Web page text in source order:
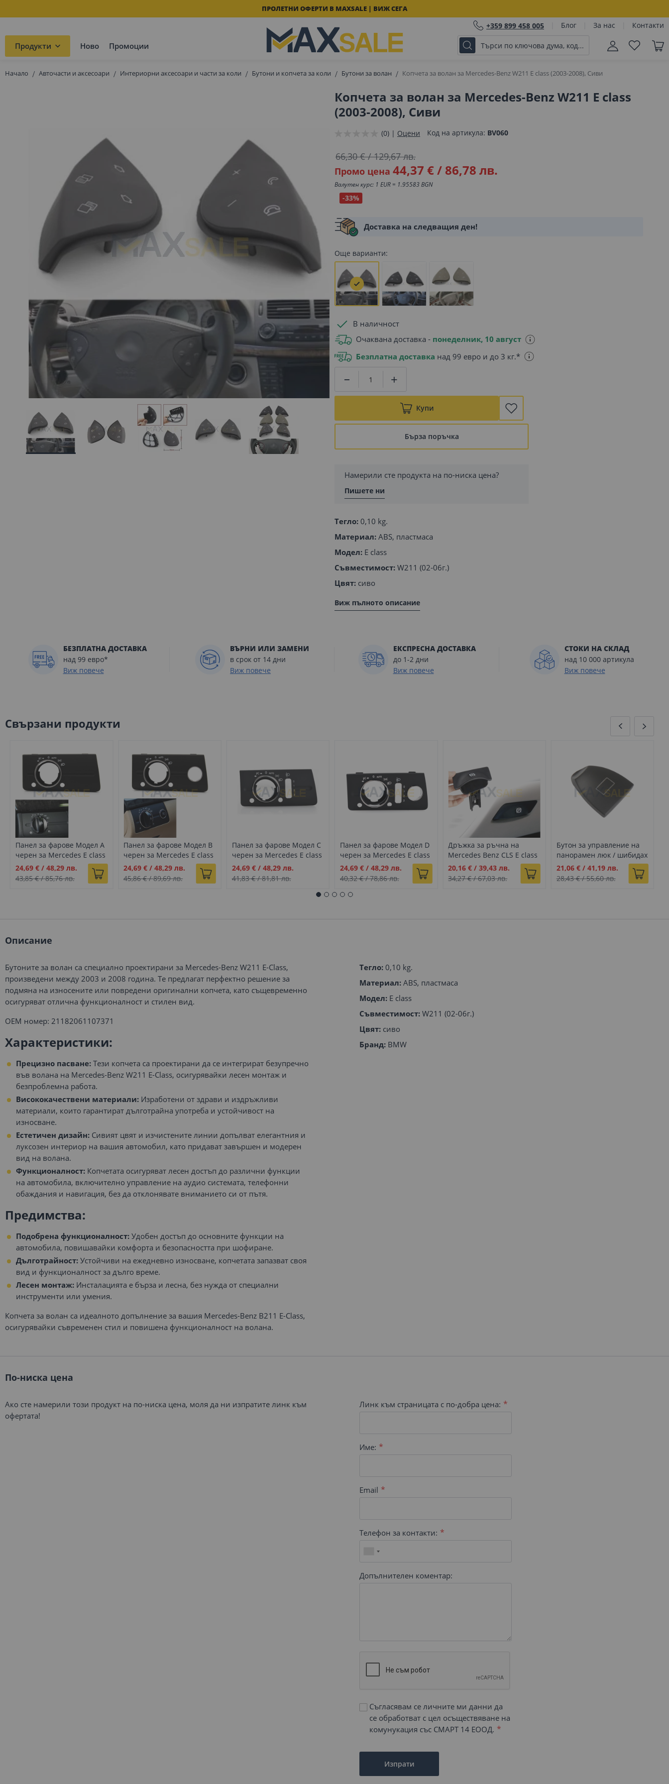
ПРОЛЕТНИ ОФЕРТИ В MAXSALE | ВИЖ СЕГА
+359 899 458 005 Блог За нас Контакти
Продукти Ново Промоции
Начало Авточасти и аксесоари Интериорни аксесоари и части за коли Бутони и копчета за коли Бутони за волан Копчета за волан за Mercedes-Benz W211 E class (2003-2008), Сиви
изображенията
Копчета за волан за Mercedes-Benz W211 E class
(2003-2008), Сиви
(0) | Оцени Код на артикула BV060
Промо цена 44,37 €/ 86,78 лв.
66,30 €/129,67 лв.
Валутен курс: 1 EUR = 1.95583 BGN
-33%
Доставка на следващия ден!
Още варианти:
В наличност
Очаквана доставка - понеделник, 10 август
Безплатна доставка над 99 евро и до 3 кг.*
Купи
Бърза поръчка
Намерили сте продукта на по-ниска цена?
Пишете ни
Тегло: 0,10 kg.
Материал: ABS, пластмаса
Модел: E class
Съвместимост: W211 (02-06г.)
Цвят: сиво
Виж пълното описание
БЕЗПЛАТНА ДОСТАВКА
над 99 евро*
Виж повече
ВЪРНИ ИЛИ ЗАМЕНИ
в срок от 14 дни
Виж повече
ЕКСПРЕСНА ДОСТАВКА
до 1-2 дни
Виж повече
СТОКИ НА СКЛАД
над 10 000 артикула
Виж повече
Свързани продукти
Панел за фарове Модел А
черен за Mercedes E class
W211 (2003-2009)
Промо
цена
24,69 €/ 48,29 лв.
43,85 €/85,76 лв.
Панел за фарове Модел B
черен за Mercedes E class
W211 (2003-2009)
Промо
цена
24,69 € /48,29 лв.
45,86 €/89,69 лв.
Панел за фарове Модел C
черен за Mercedes E class
W211 (2003-2009)
Промо
цена
24,69 €/ 48,29 лв.
41,83 €/81,81 лв.
Панел за фарове Модел D
черен за Mercedes E class
W211 (2003-2009)
Промо
цена
24,69 €/ 48,29 лв.
40,32 €/78,86 лв.
Дръжка за ръчна на
Mercedes Benz CLS E class
W211 W219 (2003-2010)
Промо
цена
20,16 € /39,43 лв.
34,27 €/67,03 лв.
Бутон за управление на
панорамен люк / шибидах
за Mercedes E CLS W211
W219, Черно
Промо
цена
21,06 €/ 41,19 лв.
28,43 €/55,60 лв.
Описание
Бутоните за волан са специално проектирани за Mercedes-Benz W211 E-Class,
произведени между 2003 и 2008 година. Те предлагат перфектно решение за
подмяна на износените или повредени оригинални копчета, като същевременно
осигуряват отлична функционалност и стилен вид.
ОЕМ номер: 21182061107371
Характеристики:
Прецизно пасване: Тези копчета са проектирани да се интегрират безупречно
във волана на Mercedes-Benz W211 E-Class, осигурявайки лесен монтаж и
безпроблемна работа.
Висококачествени материали: Изработени от здрави и издръжливи
материали, които гарантират дълготрайна употреба и устойчивост на
износване.
Естетичен дизайн: Сивият цвят и изчистените линии допълват елегантния и
луксозен интериор на вашия автомобил, като придават завършен и модерен
вид на волана.
Функционалност: Копчетата осигуряват лесен достъп до различни функции
на автомобила, включително управление на аудио системата, телефонни
обаждания и навигация, без да отклонявате вниманието си от пътя.
Предимства:
Подобрена функционалност: Удобен достъп до основните функции на
автомобила, повишавайки комфорта и безопасността при шофиране.
Дълготрайност: Устойчиви на ежедневно износване, копчетата запазват своя
вид и функционалност за дълго време.
Лесен монтаж: Инсталацията е бърза и лесна, без нужда от специални
инструменти или умения.
Копчета за волан са идеалното допълнение за вашия Mercedes-Benz В211 E-Class,
осигурявайки съвременен стил и повишена функционалност на волана.
Тегло: 0,10 kg.
Материал: ABS, пластмаса
Модел: E class
Съвместимост: W211 (02-06г.)
Цвят: сиво
Бранд: BMW
По-ниска цена
Ако сте намерили този продукт на по-ниска цена, моля да ни изпратите линк към
офертата!
Линк към страницата с по-добра цена:
Име:
Email
Телефон за контакти:
Допълнителен коментар:
Съгласявам се личните ми данни да
се обработват с цел осъществяване на
комунукация със СМАРТ 14 ЕООД.
Изпрати